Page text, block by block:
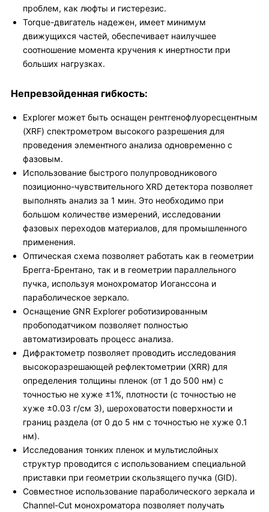
проблем, как люфты и гистерезис.
Torque-двигатель надежен, имеет минимум
движущихся частей, обеспечивает наилучшее
соотношение момента кручения к инертности при
больших нагрузках.
Непревзойденная гибкость:
Explorer может быть оснащен рентгенофлуоресцентным
(XRF) спектрометром высокого разрешения для
проведения элементного анализа одновременно с
фазовым.
Использование быстрого полупроводникового
позиционно-чувствительного XRD детектора позволяет
выполнять анализ за 1 мин. Это необходимо при
большом количестве измерений, исследовании
фазовых переходов материалов, для промышленного
применения.
Оптическая схема позволяет работать как в геометрии
Брегга-Брентано, так и в геометрии параллельного
пучка, используя монохроматор Иоганссона и
параболическое зеркало.
Оснащение GNR Explorer роботизированным
пробоподатчиком позволяет полностью
автоматизировать процесс анализа.
Дифрактометр позволяет проводить исследования
высокоразрешающей рефлектометрии (XRR) для
определения толщины пленок (от 1 до 500 нм) с
точностью не хуже ±1%, плотности (с точностью не
хуже ±0.03 г/см 3), шероховатости поверхности и
границ раздела (от 0 до 5 нм с точностью не хуже 0.1
нм).
Исследования тонких пленок и мультислойных
структур проводится с использованием специальной
приставки при геометрии скользящего пучка (GID).
Совместное использование параболического зеркала и
Channel-Cut монохроматора позволяет получать